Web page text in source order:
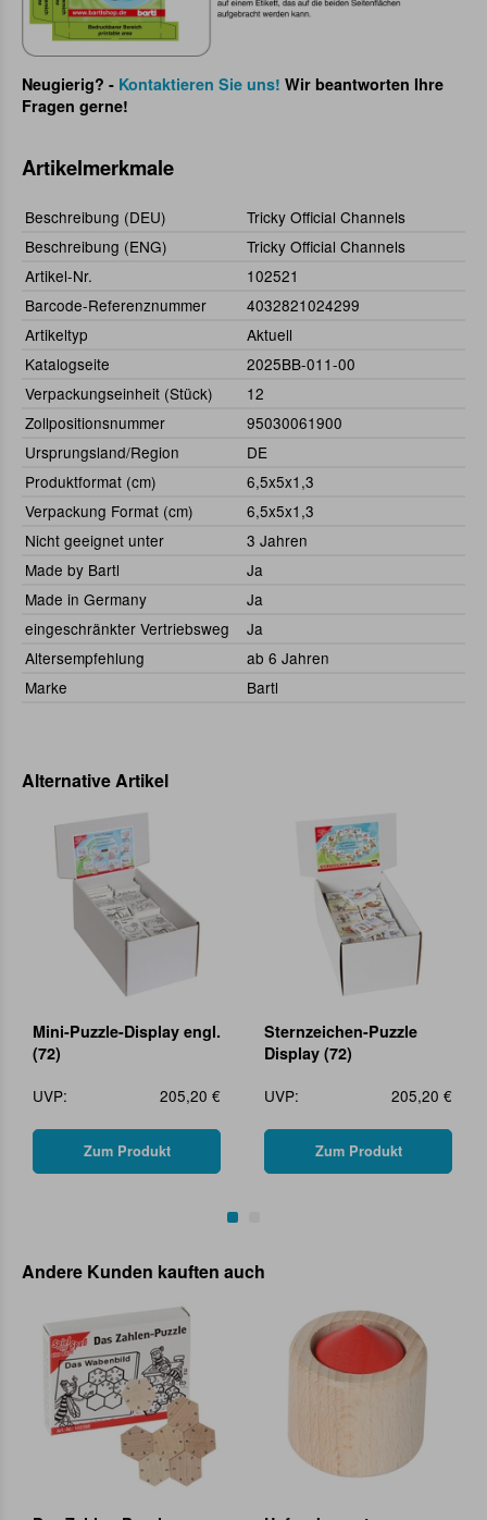
Neugierig? - Kontaktieren Sie uns! Wir beantworten Ihre
Fragen gerne!
Artikelmerkmale
Beschreibung (DEU)
Tricky Official Channels
Beschreibung (ENG)
Tricky Official Channels
Artikel-Nr.
102521
Barcode-Referenznummer
4032821024299
Artikeltyp
Aktuell
Katalogseite
2025BB-011-00
Verpackungseinheit (Stück)
12
Zollpositionsnummer
95030061900
Ursprungsland/Region
DE
Produktformat (cm)
6,5x5x1,3
Verpackung Format (cm)
6,5x5x1,3
Nicht geeignet unter
3 Jahren
Made by Bartl
Ja
Made in Germany
Ja
eingeschränkter Vertriebsweg
Ja
Altersempfehlung
ab 6 Jahren
Marke
Bartl
Alternative Artikel
Mini-Puzzle-Display engl.
(72)
UVP:
205,20 €
Zum Produkt
Sternzeichen-Puzzle
Display (72)
UVP:
205,20 €
Zum Produkt
Andere Kunden kauften auch